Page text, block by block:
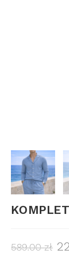
589.00zł